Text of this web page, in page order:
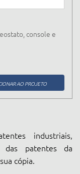
console e
AO PROJETO
industriais,
patentes da
cópia.